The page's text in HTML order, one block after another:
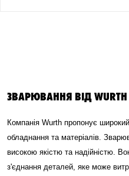
ЗВАРЮВАННЯ ВІД WURTH
Компанія Wurth пропонує
обладнання та матеріалів.
високою якістю та надійністю.
з'єднання деталей, яке може